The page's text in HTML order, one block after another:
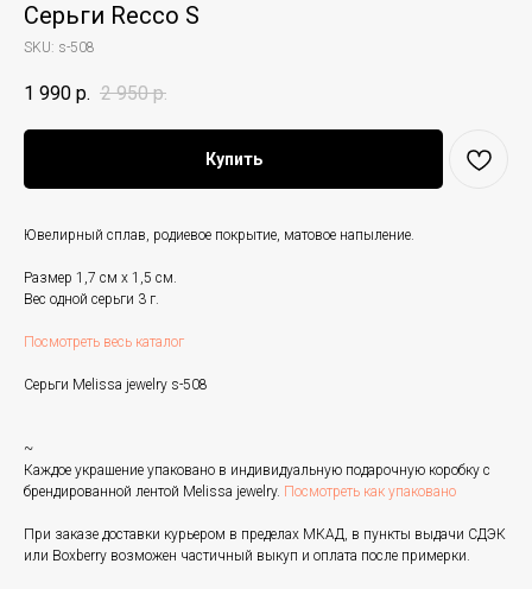
Серьги Recco S
SKU: s-508
1 990 р. 2 950 р.
Купить
Ювелирный сплав, родиевое покрытие, матовое напыление.
Размер 1,7 см х 1,5 см.
Вес одной серьги 3 г.
Посмотреть весь каталог
Серьги Melissa jewelry s-508
~
Каждое украшение упаковано в индивидуальную подарочную коробку с
брендированной лентой Melissa jewelry. Посмотреть как упаковано
При заказе доставки курьером в пределах МКАД, в пункты выдачи СДЭК
или Boxberry возможен частичный выкуп и оплата после примерки.